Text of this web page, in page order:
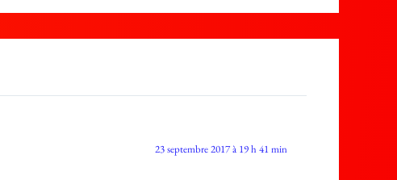
23 septembre 2017 à 19 h 41 min